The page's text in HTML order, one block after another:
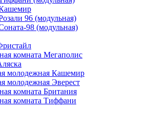
96 (модульная)
98 (модульная)
комната Мегаполис
молодежная Кашемир
молодежная Эверест
комната Британия
комната Тиффани